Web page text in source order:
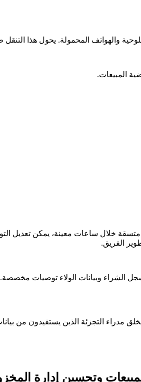
والهواتف المحمولة. يحول هذا
المبيعات.
متسقة خلال ساعات معينة، يمكن
الفريق.
سجل الشراء وبيانات الولاء توصيات
مدراء التجزئة الذين يستفيدون من
وتحسين إدارة